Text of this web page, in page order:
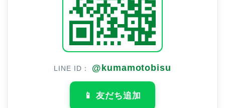
LINE ID： @kumamotobisu
📱 友だち追加